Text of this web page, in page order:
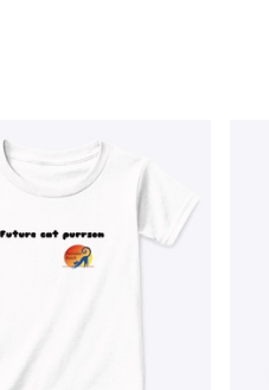
Doorgaan met winkelen